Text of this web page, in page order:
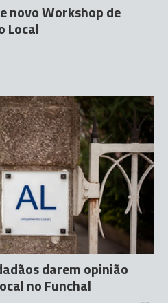
novo Workshop de
Local
darem opinião
no Funchal